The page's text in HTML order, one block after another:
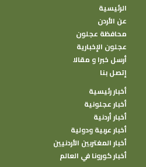
الرئيسية
عن الأردن
محافظة عجلون
عجلون الإخبارية
أرسل خبرا و مقالا
إتصل بنا
أخبار رئيسية
أخبار عجلونية
أخبار أردنية
أخبار عربية ودولية
أخبار المغتربين الأردنيين
أخبار كورونا في العالم